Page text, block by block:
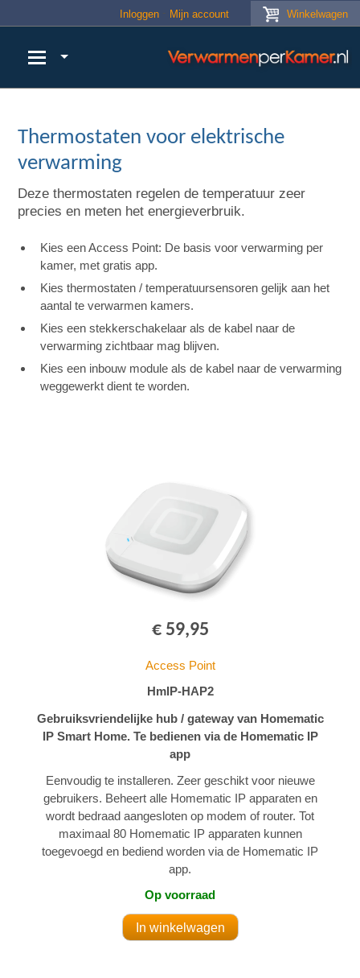
Winkelwagen
Inloggen Mijn account
Thermostaten voor elektrische
verwarming
Deze thermostaten regelen de temperatuur zeer
precies en meten het energieverbruik.
Kies een Access Point: De basis voor verwarming per
kamer, met gratis app.
Kies thermostaten / temperatuursensoren gelijk aan het
aantal te verwarmen kamers.
Kies een stekkerschakelaar als de kabel naar de
verwarming zichtbaar mag blijven.
Kies een inbouw module als de kabel naar de verwarming
weggewerkt dient te worden.
€ 59,95
Access Point
HmIP-HAP2
Gebruiksvriendelijke hub / gateway van Homematic
IP Smart Home. Te bedienen via de Homematic IP
app
Eenvoudig te installeren. Zeer geschikt voor nieuwe
gebruikers. Beheert alle Homematic IP apparaten en
wordt bedraad aangesloten op modem of router. Tot
maximaal 80 Homematic IP apparaten kunnen
toegevoegd en bediend worden via de Homematic IP
app.
Op voorraad